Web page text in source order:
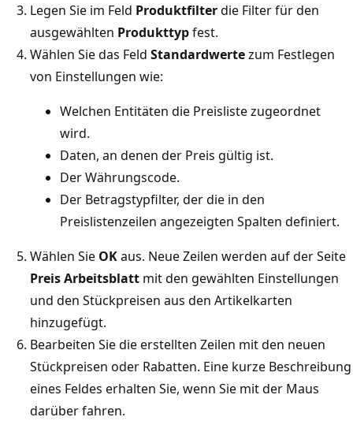
Legen Sie im Feld Produktfilterdie Filter für den
ausgewählten Produkttypfest.
Wählen Sie das Feld Standardwertezum Festlegen
von Einstellungen wie:
Welchen Entitäten die Preisliste zugeordnet
wird.
Daten, an denen der Preis gültig ist.
Der Währungscode.
Der Betragstypfilter, der die in den
Preislistenzeilen angezeigten Spalten definiert.
Wählen Sie OKaus. Neue Zeilen werden auf der Seite
Preis Arbeitsblatt mit den gewählten Einstellungen
und den Stückpreisen aus den Artikelkarten
hinzugefügt.
Bearbeiten Sie die erstellten Zeilen mit den neuen
Stückpreisen oder Rabatten. Eine kurze Beschreibung
eines Feldes erhalten Sie, wenn Sie mit der Maus
darüber fahren.